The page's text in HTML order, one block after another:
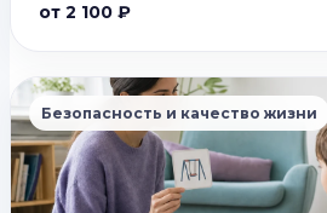
от 2 100 ₽
Безопасность и качество жизни